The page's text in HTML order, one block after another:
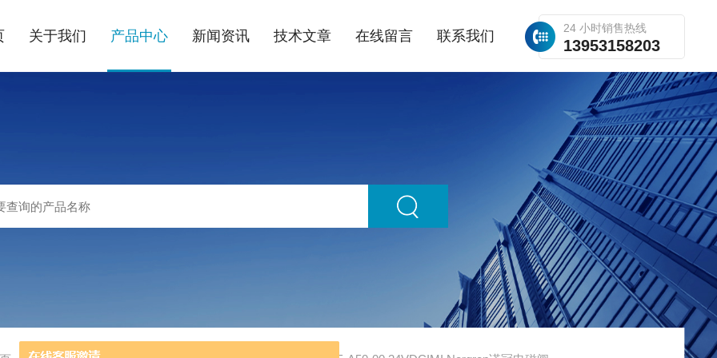
24 小时销售热线
13953158203
关于我们 产品中心 新闻资讯 技术文章 在线留言 联系我们